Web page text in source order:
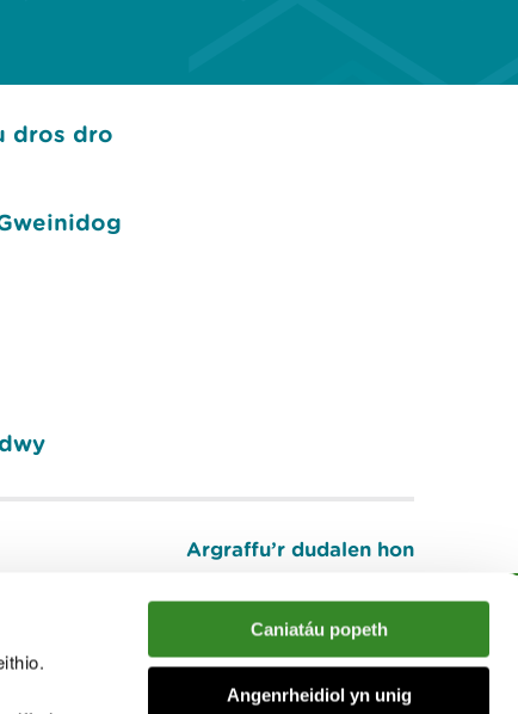
Caniatáu popeth
Angenrheidiol yn unig
dros dro
Argraffu’r dudalen hon
I fyny